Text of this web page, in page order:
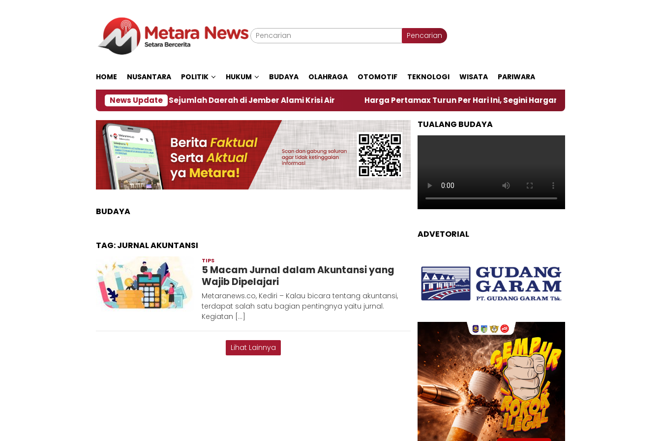
Pencarian
HOME NUSANTARA POLITIK HUKUM BUDAYA OLAHRAGA OTOMOTIF TEKNOLOGI WISATA PARIWARA
News Update
Dampak El Nino, Sejumlah Daerah di Jember Alami Krisi Air Harga Pertamax Turun Per Hari Ini, Segini Harganya
BUDAYA
TAG:JURNAL AKUNTANSI
TIPS
Metaranews
5 Macam Jurnal dalam Akuntansi yang
Wajib Dipelajari
Metaranews.co, Kediri – Kalau bicara tentang akuntansi,
terdapat salah satu bagian pentingnya yaitu jurnal.
Kegiatan […]
Lihat Lainnya
TUALANG BUDAYA
ADVETORIAL